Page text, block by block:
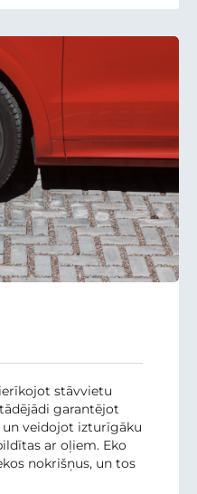
stāvvietu
garantējot
veidojot izturīgāku
ar oļiem. Eko
nokrišņus, un tos